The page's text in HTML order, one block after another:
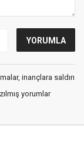
inançlara saldırı
yorumlar